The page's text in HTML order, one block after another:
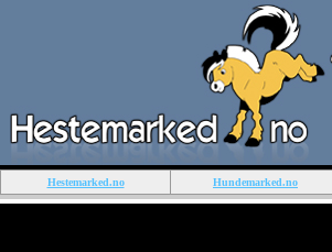
Hestemarked.no Hundemarked.no